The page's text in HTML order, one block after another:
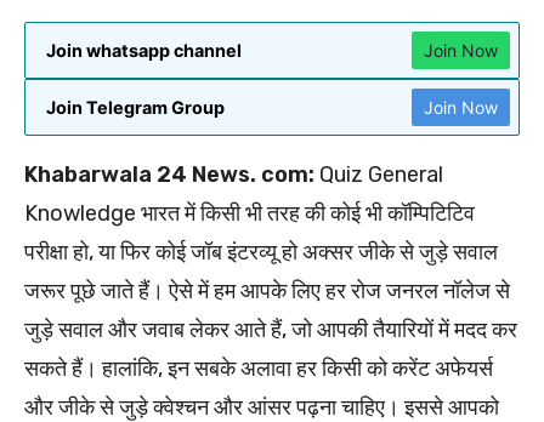
Join whatsapp channel Join Now
Join Telegram Group Join Now
Khabarwala 24 News. com: Quiz General
Knowledge भारत में किसी भी तरह की कोई भी कॉम्पिटिटिव
परीक्षा हो, या फिर कोई जॉब इंटरव्यू हो अक्सर जीके से जुड़े सवाल
जरूर पूछे जाते हैं। ऐसे में हम आपके लिए हर रोज जनरल नॉलेज से
जुड़े सवाल और जवाब लेकर आते हैं, जो आपकी तैयारियों में मदद कर
सकते हैं। हालांकि, इन सबके अलावा हर किसी को करेंट अफेयर्स
और जीके से जुड़े क्वेश्चन और आंसर पढ़ना चाहिए। इससे आपको